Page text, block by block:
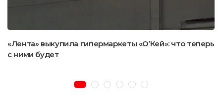
«Лента» выкупила гипермаркеты «О’Кей»: что теперь
с ними будет